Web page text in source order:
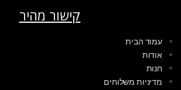
קישור מהיר
עמוד הבית
אודות
חנות
מדיניות משלוחים